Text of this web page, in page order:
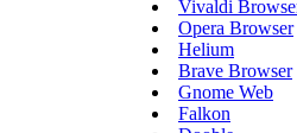
Vivaldi
Opera Browser
Helium
Brave Browser
Gnome Web
Falkon